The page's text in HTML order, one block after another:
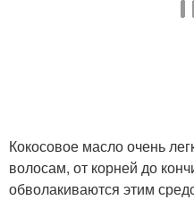
Кокосовое масло очень
волосам, от корней до
обволакиваются этим